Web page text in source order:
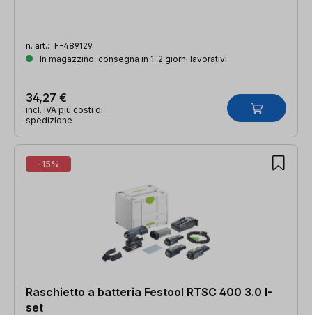
n. art.: F-489129
In magazzino, consegna in 1-2 giorni lavorativi
34,27 €
incl. IVA più costi di
spedizione
-15%
Raschietto a batteria Festool RTSC 400 3.0 I-
set